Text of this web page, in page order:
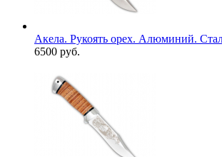
Акела. Рукоять орех. Алюминий.
6500 руб.